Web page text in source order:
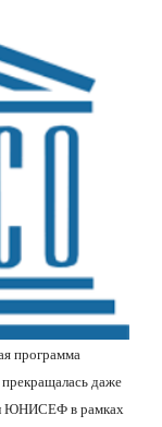
программа
даже
ЮНИСЕФ в рамках